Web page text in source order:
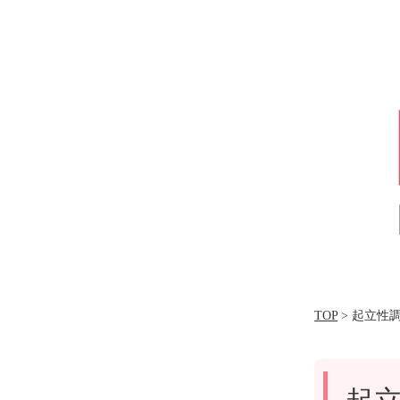
TOP> 起立性